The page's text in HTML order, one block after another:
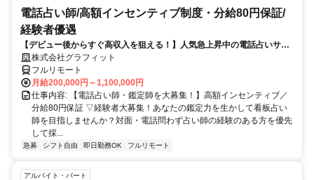
電話占い師/高額インセンティブ制度・分給80円保証/
経験者優遇
【デビュー後からすぐ高収入を狙える！】人気急上昇中の電話占いサイ
トで占いのお仕事
株式会社グラフィット
フルリモート
月給200,000円～1,100,000円
仕事内容: 【電話占い師・鑑定師を大募集！】高額インセンティブ／
分給80円保証 ▽経験者大募集！あなたの鑑定力を生かして看板占い
師を目指しませんか？対面・電話問わず占い師の経験のある方を優先
して採...
急募 シフト自由 即日勤務OK フルリモート
アルバイト・パート